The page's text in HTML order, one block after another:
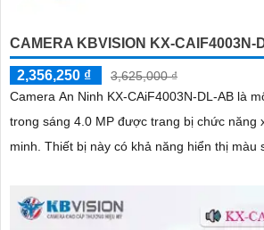
CAMERA KBVISION KX-CAIF4003N-
2,356,250 ₫
3,625,000 ₫
Camera An Ninh KX-CAiF4003N-DL-AB là
trong sáng 4.0 MP được trang bị chức năng
minh. Thiết bị này có khả năng hiển thị